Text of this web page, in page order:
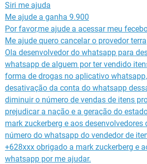
Siri me ajuda
Me ajude a ganha 9.900
Por favor,me ajude a acessar meu
Me ajude quero cancelar o provedor terra
Ola desenvolvedor do whatsapp para
whatsapp de alguem por ter vendido
forma de drogas no aplicativo
desativação da conta do whatsapp
diminuir o número de vendas de itens
prejudicar a nação e a geração do
mark zuckerberg e aos desenvolvedores
número do whatsapp do vendedor de
+628xxx obrigado a mark zuckerberg e
whatsapp por me ajudar.